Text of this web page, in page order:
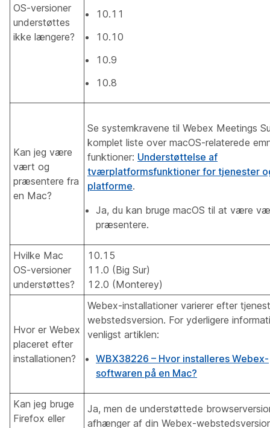
OS-versioner
understøttes
ikke længere?
10.11
10.10
10.9
10.8
Kan jeg være
vært og
præsentere fra
en Mac?
Se systemkravene til Webex Meetings
komplet liste over macOS-relaterede
funktioner: Understøttelse af
tværplatformsfunktioner for tjenester
platforme.
Ja, du kan bruge macOS til at være
præsentere.
Hvilke Mac
OS-versioner
understøttes?
10.15
11.0 (Big Sur)
12.0 (Monterey)
Hvor er Webex
placeret efter
installationen?
Webex-installationer varierer efter
webstedsversion. For yderligere
venligst artiklen:
WBX38226 – Hvor installeres Webex-
softwaren på en Mac?
Kan jeg bruge
Firefox eller
Ja, men de understøttede
afhænger af din Webex-